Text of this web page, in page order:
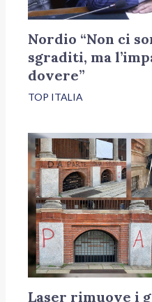
Nordio “Non ci
sgraditi, ma
dovere”
TOP ITALIA
Laser rimuove i